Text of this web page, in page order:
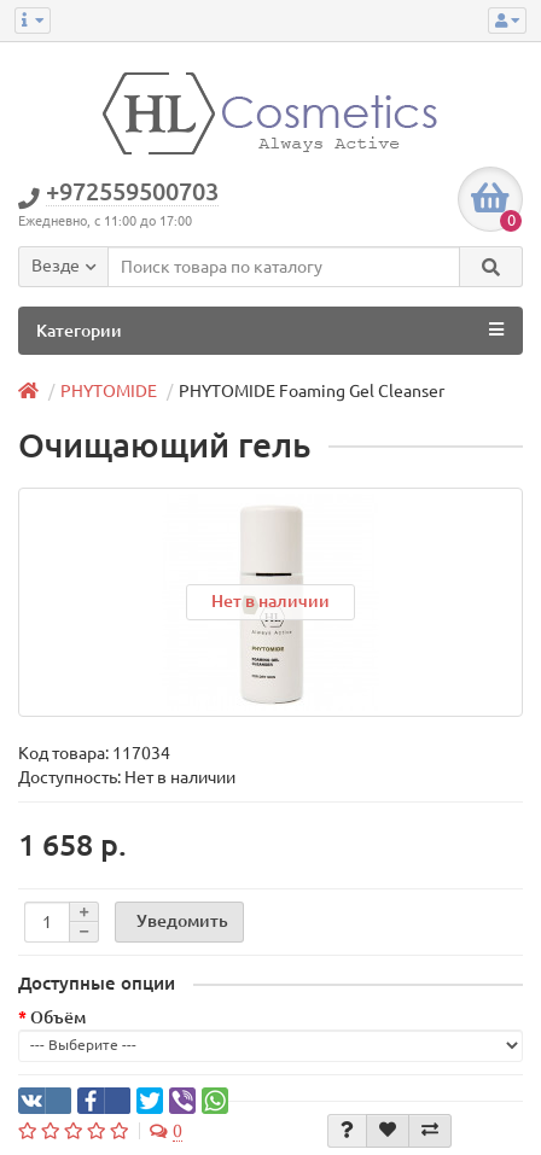
+972559500703
Ежедневно, с 11:00 до 17:00 0
Везде
Категории
PHYTOMIDE PHYTOMIDE Foaming Gel Cleanser
Очищающий гель
Нет в наличии
Код товара: 117034
Доступность: Нет в наличии
1 658 р.
Уведомить
Доступные опции
Объём
0